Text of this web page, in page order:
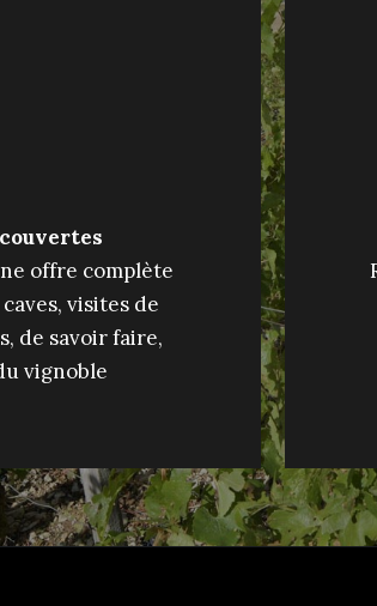
offre complète
visites de
de savoir faire,
vignoble